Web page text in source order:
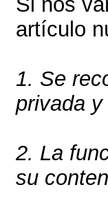
artículo
1. Se
privada y
2. La
su